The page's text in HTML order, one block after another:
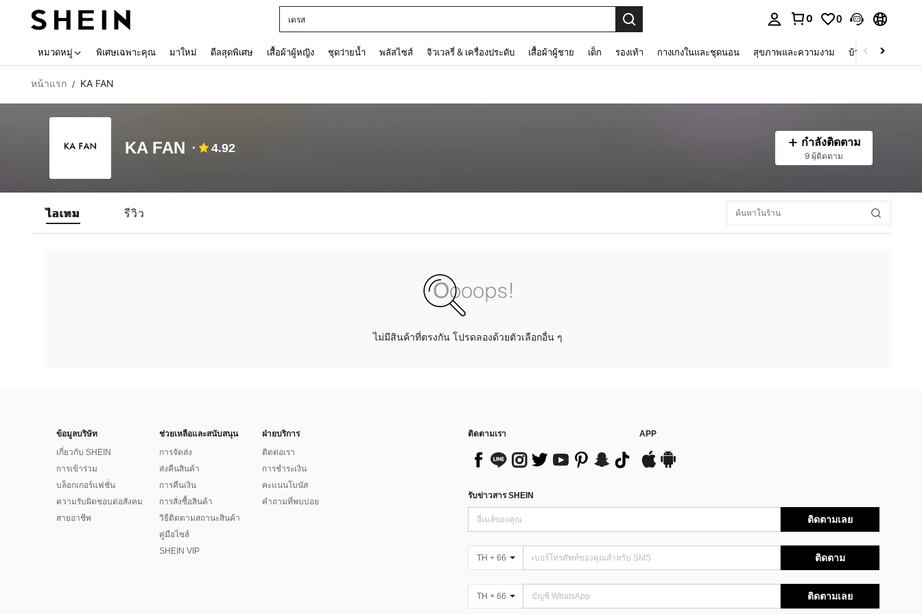
เดรส
0 0
หมวดหมู่ พิเศษเฉพาะคุณ มาใหม่ ดีลสุดพิเศษ เสื้อผ้าผู้หญิง ชุดว่ายน้ำ พลัสไซส์ จิวเวลรี่ & เครื่องประดับ เสื้อผ้าผู้ชาย เด็ก รองเท้า กางเกงในและชุดนอน สุขภาพและความงาม บ้านและที่อยู่อาศัย
หน้าแรก / KA FAN
KA FAN 4.92 กำลังติดตาม
9 ผู้ติดตาม
ไอเทม รีวิว
ไม่มีสินค้าที่ตรงกัน โปรดลองด้วยตัวเลือกอื่น ๆ
ข้อมูลบริษัท
เกี่ยวกับ SHEIN
การเข้าร่วม
บล็อกเกอร์แฟชั่น
ความรับผิดชอบต่อสังคม
สายอาชีพ
ช่วยเหลือและสนับสนุน
การจัดส่ง
ส่งคืนสินค้า
การคืนเงิน
การสั่งซื้อสินค้า
วิธีติดตามสถานะสินค้า
คู่มือไซส์
SHEIN VIP
ฝ่ายบริการ
ติดต่อเรา
การชำระเงิน
คะแนนโบนัส
คำถามที่พบบ่อย
ติดตามเรา APP
รับข่าวสาร SHEIN
ติดตามเลย
TH + 66 ติดตาม
TH + 66 ติดตามเลย